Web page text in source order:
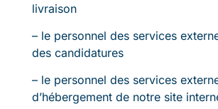
livraison
– le personnel des services
des candidatures
– le personnel des services
d’hébergement de notre site